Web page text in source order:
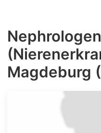
Nephrologen
Magdeburg